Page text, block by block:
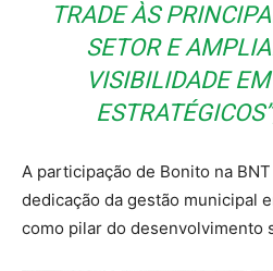
TRADE ÀS
SETOR E
VISIBILIDADE
A participação de Bonito na
dedicação da gestão municipal
como pilar do desenvolvimento